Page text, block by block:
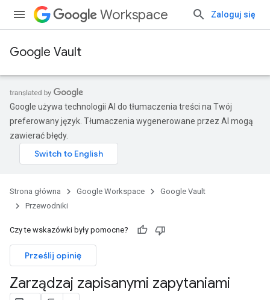
Workspace Zaloguj się
Google Vault
Google używa technologii AI do tłumaczenia treści na Twój
preferowany język. Tłumaczenia wygenerowane przez AI mogą
zawierać błędy.
Strona główna Google Workspace
Google Vault
Przewodniki
Czy te wskazówki były pomocne?
Prześlij opinię
Zarządzaj zapisanymi zapytaniami